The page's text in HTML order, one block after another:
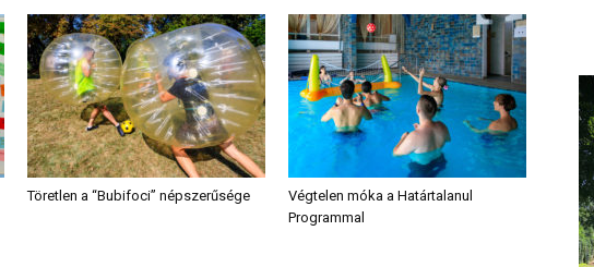
Töretlen a “Bubifoci” népszerűsége
Végtelen móka a Határtalanul
Programmal